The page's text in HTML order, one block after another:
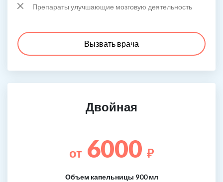
Препараты улучшающие мозговую деятельность
Вызвать врача
Двойная
от 6000 ₽
Объем капельницы 900 мл